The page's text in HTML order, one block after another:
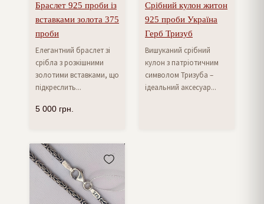
Браслет 925 проби із
вставками золота 375
проби
Елегантний браслет зі
срібла з розкішними
золотими вставками, що
підкреслить...
5 000 грн.
Срібний кулон житон
925 проби Україна
Герб Тризуб
Вишуканий срібний
кулон з патріотичним
символом Тризуба –
ідеальний аксесуар...